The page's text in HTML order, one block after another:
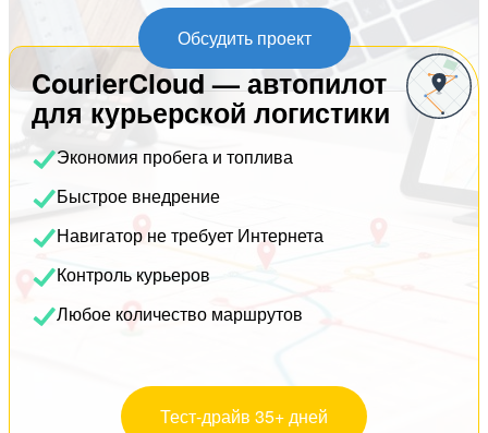
Обсудить проект
CourierCloud — автопилот
для курьерской логистики
Экономия пробега и топлива
Быстрое внедрение
Навигатор не требует Интернета
Контроль курьеров
Любое количество маршрутов
Тест-драйв 35+ дней